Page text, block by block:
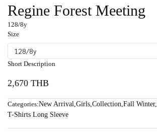
Regine Forest Meeting
128/8y
Size
128/8y
Short Description
2,670 THB
Categories:New Arrival,Girls,Collection,Fall Winter,
T-Shirts Long Sleeve